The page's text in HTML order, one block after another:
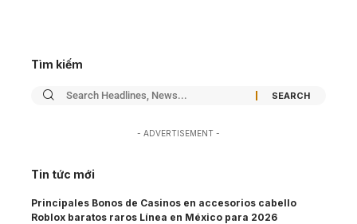
Tìm kiếm
- ADVERTISEMENT -
Tin tức mới
Principales Bonos de Casinos en accesorios cabello
Roblox baratos raros Línea en México para 2026